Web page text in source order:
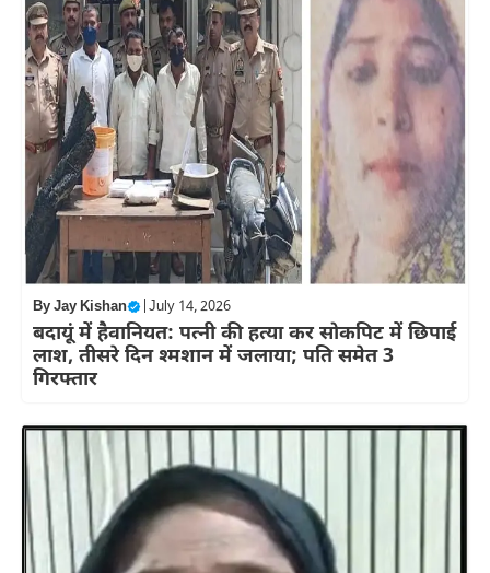
ByJay Kishan July 14, 2026
बदायूं में हैवानियत: पत्नी की हत्या कर सोकपिट में छिपाई
लाश, तीसरे दिन श्मशान में जलाया; पति समेत 3
गिरफ्तार